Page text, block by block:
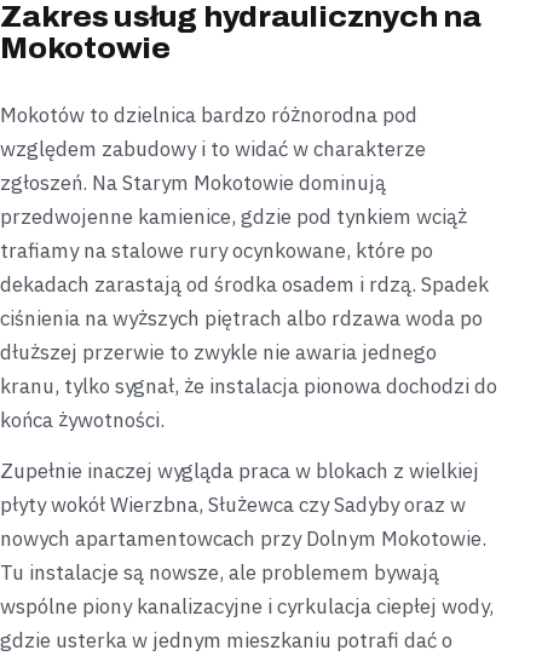
Zakres usług hydraulicznych na
Mokotowie
Mokotów to dzielnica bardzo różnorodna pod
względem zabudowy i to widać w charakterze
zgłoszeń. Na Starym Mokotowie dominują
przedwojenne kamienice, gdzie pod tynkiem wciąż
trafiamy na stalowe rury ocynkowane, które po
dekadach zarastają od środka osadem i rdzą. Spadek
ciśnienia na wyższych piętrach albo rdzawa woda po
dłuższej przerwie to zwykle nie awaria jednego
kranu, tylko sygnał, że instalacja pionowa dochodzi do
końca żywotności.
Zupełnie inaczej wygląda praca w blokach z wielkiej
płyty wokół Wierzbna, Służewca czy Sadyby oraz w
nowych apartamentowcach przy Dolnym Mokotowie.
Tu instalacje są nowsze, ale problemem bywają
wspólne piony kanalizacyjne i cyrkulacja ciepłej wody,
gdzie usterka w jednym mieszkaniu potrafi dać o